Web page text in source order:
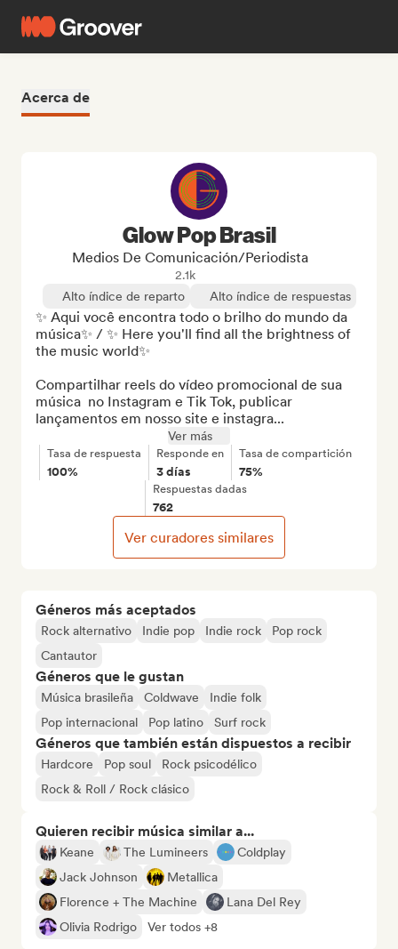
Acerca de
Géneros más aceptados
Rock alternativo Indie pop Indie rock
Pop rock
Cantautor
Géneros que le gustan
Música brasileña Coldwave
Indie folk
Pop internacional
Pop latino Surf rock
Géneros que también están dispuestos a recibir
Hardcore Pop soul
Rock psicodélico
Rock & Roll / Rock clásico
Quieren recibir música similar a...
Keane The Lumineers
Coldplay
Jack Johnson
Metallica
Florence + The Machine
Lana Del Rey
Olivia Rodrigo
Ver todos +8
Glow Pop Brasil
Medios De Comunicación/Periodista
2.1k
Alto índice de reparto
Alto índice de respuestas
✨ Aqui você encontra todo o brilho do mundo da
música✨ / ✨ Here you'll find all the brightness of
the music world✨
Compartilhar reels do vídeo promocional de sua
música  no Instagram e Tik Tok, publicar
lançamentos em nosso site e instagra...
Ver más
Tasa de respuesta
100%
Responde en
3 días
Tasa de compartición
75%
Respuestas dadas
762
Ver curadores similares